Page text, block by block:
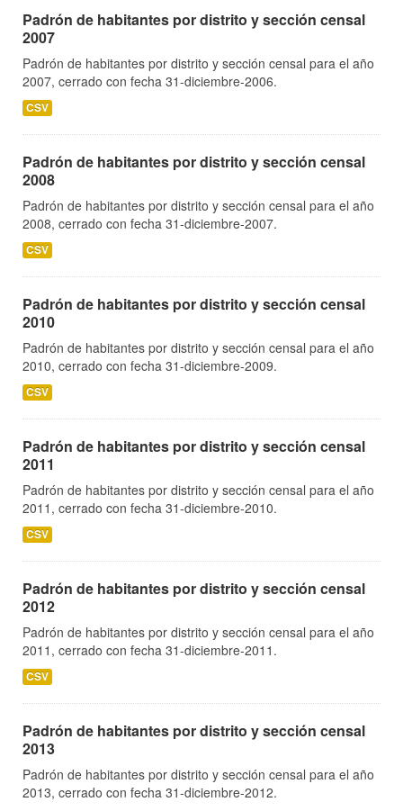
Padrón de habitantes por distrito y sección censal
2007
Padrón de habitantes por distrito y sección censal para el año
2007, cerrado con fecha 31-diciembre-2006.
CSV
Padrón de habitantes por distrito y sección censal
2008
Padrón de habitantes por distrito y sección censal para el año
2008, cerrado con fecha 31-diciembre-2007.
CSV
Padrón de habitantes por distrito y sección censal
2010
Padrón de habitantes por distrito y sección censal para el año
2010, cerrado con fecha 31-diciembre-2009.
CSV
Padrón de habitantes por distrito y sección censal
2011
Padrón de habitantes por distrito y sección censal para el año
2011, cerrado con fecha 31-diciembre-2010.
CSV
Padrón de habitantes por distrito y sección censal
2012
Padrón de habitantes por distrito y sección censal para el año
2011, cerrado con fecha 31-diciembre-2011.
CSV
Padrón de habitantes por distrito y sección censal
2013
Padrón de habitantes por distrito y sección censal para el año
2013, cerrado con fecha 31-diciembre-2012.